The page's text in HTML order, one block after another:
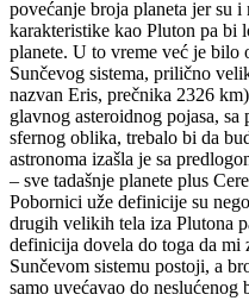
povećanje broja planeta jer su
karakteristike kao Pluton pa bi
planete. U to vreme već je
Sunčevog sistema, prilično
nazvan Eris, prečnika 2326
glavnog asteroidnog pojasa,
sfernog oblika, trebalo bi da
astronoma izašla je sa
– sve tadašnje planete plus
Pobornici uže definicije su
drugih velikih tela iza Plutona
definicija dovela do toga da mi
Sunčevom sistemu postoji, a
samo uvećavao do neslućenog